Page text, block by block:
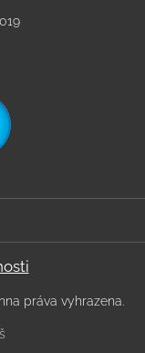
práva vyhrazena.